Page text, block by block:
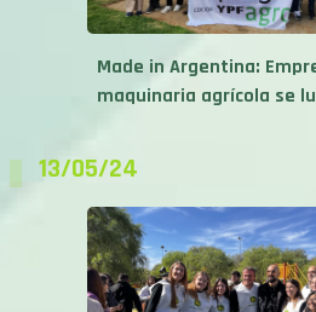
Made in Argentina:
maquinaria agrícola se
13/05/24